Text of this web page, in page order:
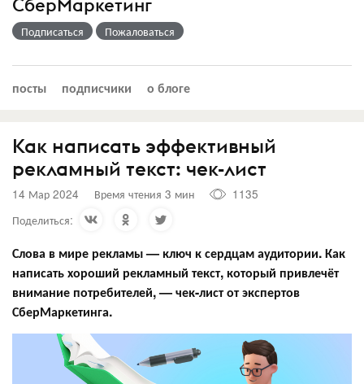
СберМаркетинг
Подписаться Пожаловаться
посты подписчики о блоге
Как написать эффективный
рекламный текст: чек-лист
14 Мар 2024 Время чтения 3 мин
1135
Поделиться:
Слова в мире рекламы — ключ к сердцам аудитории. Как
написать хороший рекламный текст, который привлечёт
внимание потребителей, — чек-лист от экспертов
СберМаркетинга.